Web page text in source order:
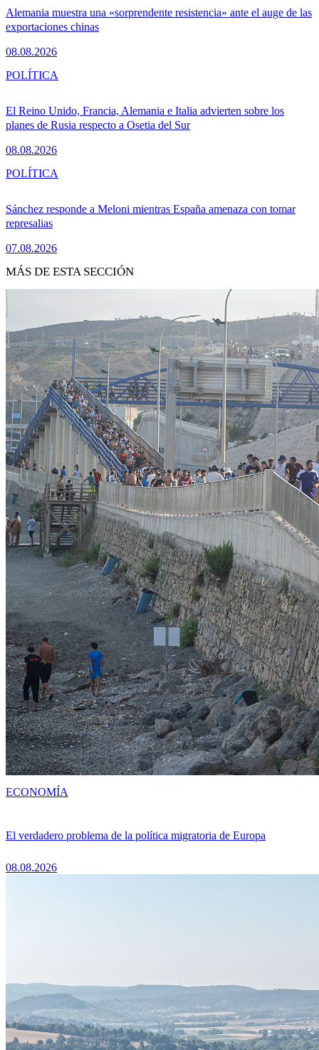
Alemania muestra una «sorprendente resistencia» ante el auge de las
exportaciones chinas
08.08.2026
El Reino Unido, Francia, Alemania e Italia advierten sobre los
planes de Rusia respecto a Osetia del Sur
08.08.2026
POLÍTICA
Sánchez responde a Meloni mientras España amenaza con tomar
represalias
07.08.2026
POLÍTICA
MÁS DE ESTA SECCIÓN
El verdadero problema de la política migratoria de Europa
08.08.2026
ECONOMÍA